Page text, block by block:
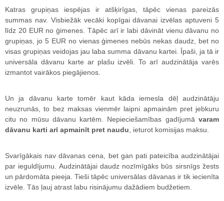
Katras grupiņas iespējas ir atšķirīgas, tāpēc vienas pareizās
summas nav. Visbiežāk vecāki kopīgai dāvanai izvēlas aptuveni 5
līdz 20 EUR no ģimenes. Tāpēc arī ir labi dāvināt vienu dāvanu no
grupiņas, jo 5 EUR no vienas ģimenes nebūs nekas daudz, bet no
visas grupiņas veidojas jau laba summa dāvanu kartei. Īpaši, ja tā ir
universāla dāvanu karte ar plašu izvēli. To arī audzinātāja varēs
izmantot vairākos piegājienos.
Un ja dāvanu karte tomēr kaut kāda iemesla dēļ audzinātāju
neuzrunās, to bez maksas vienmēr laipni apmainām pret jebkuru
citu no mūsu dāvanu kartēm. Nepieciešamības gadījumā varam
dāvanu karti arī apmainīt pret naudu , ieturot komisijas maksu.
Svarīgākais nav dāvanas cena, bet gan pati pateicība audzinātājai
par ieguldījumu. Audzinātājai daudz nozīmīgāks būs sirsnīgs žests
un pārdomāta pieeja. Tieši tāpēc universālas dāvanas ir tik iecienīta
izvēle. Tās ļauj atrast labu risinājumu dažādiem budžetiem.